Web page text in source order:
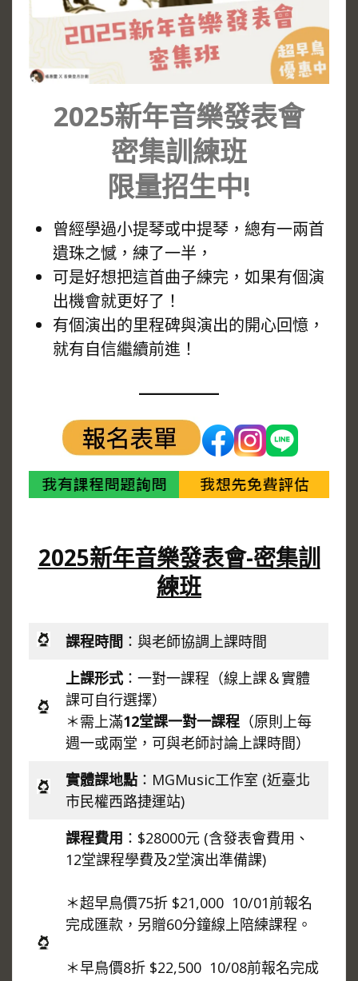
2025新年音樂發表會
密集訓練班
限量招生中!
曾經學過小提琴或中提琴，總有一兩首
遺珠之憾，練了一半，
可是好想把這首曲子練完，如果有個演
出機會就更好了！
有個演出的里程碑與演出的開心回憶，
就有自信繼續前進！
2025新年音樂發表會-密集訓
練班
課程時間 ：與老師協調上課時間
上課形式：一對一課程（線上課＆實體
課可自行選擇）
＊需上滿12堂課一對一課程 （原則上每
週一或兩堂，可與老師討論上課時間）
實體課地點 ：MGMusic工作室 (近臺北
市民權西路捷運站)
課程費用 ：$28000元 (含發表會費用、
12堂課程學費及2堂演出準備課)
＊超早鳥價75折 $21,000 10/01前報名
完成匯款，另贈60分鐘線上陪練課程。
＊早鳥價8折 $22,500 10/08前報名完成